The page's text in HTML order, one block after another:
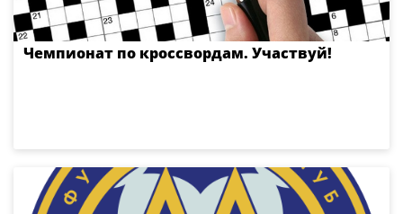
Чемпионат по кроссвордам. Участвуй!